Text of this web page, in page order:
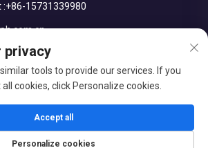
:+86-15731339980
Company Limited
քաղաքականություն
privacy
tools to provide our services. If you
cookies, click Personalize cookies.
Personalize cookies
Accept all